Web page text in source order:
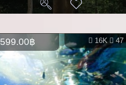
16K 47
599.00฿